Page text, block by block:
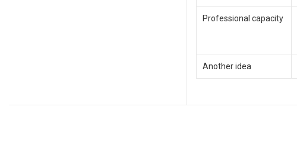
Professional capacity
Another idea